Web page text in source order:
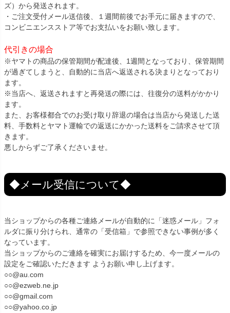
ズ）から発送されます。
・ご注文受付メール送信後、１週間前後でお手元に届きますので、
コンビニエンスストア等でお支払いをお願い致します。
代引きの場合
※ヤマトの商品の保管期間が配達後、1週間となっており、保管期間
が過ぎてしまうと、自動的に当店へ返送される決まりとなっており
ます。
※当店へ、返送されますと再発送の際には、往復分の送料がかかり
ます。
また、お客様都合でのお受け取り辞退の場合は当店から発送した送
料、手数料とヤマト運輸での返送にかかった送料をご請求させて頂
きます。
悪しからずご了承くださいませ。
◆メール受信について◆
当ショップからの各種ご連絡メールが自動的に「迷惑メール」フォ
ルダに振り分けられ、通常の「受信箱」で参照できない事例が多く
なっています。
当ショップからのご連絡を確実にお届けするため、今一度メールの
設定をご確認いただきます ようお願い申し上げます。
○○@au.com
○○@ezweb.ne.jp
○○@gmail.com
○○@yahoo.co.jp